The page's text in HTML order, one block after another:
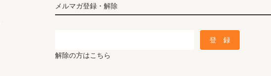
メルマガ登録・解除
解除の方はこちら